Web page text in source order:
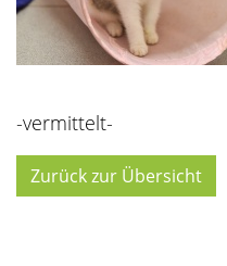
-vermittelt-
Zurück zur Übersicht